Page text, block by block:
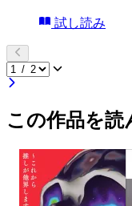
試し読み
この作品を